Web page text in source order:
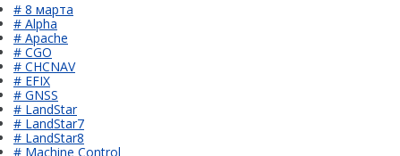
# 8 марта
# Alpha
# Apache
# CGO
# CHCNAV
# EFIX
# GNSS
# LandStar
# LandStar7
# LandStar8
# Machine Control